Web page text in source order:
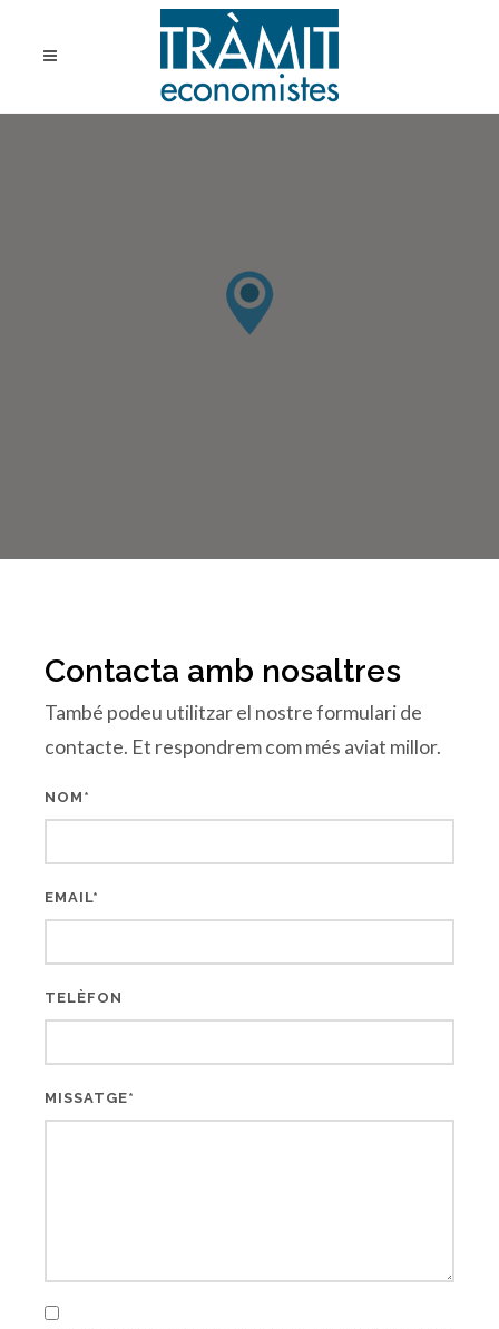
Contacta amb nosaltres
També podeu utilitzar el nostre formulari de
contacte. Et respondrem com més aviat millor.
NOM*
EMAIL*
TELÈFON
MISSATGE*